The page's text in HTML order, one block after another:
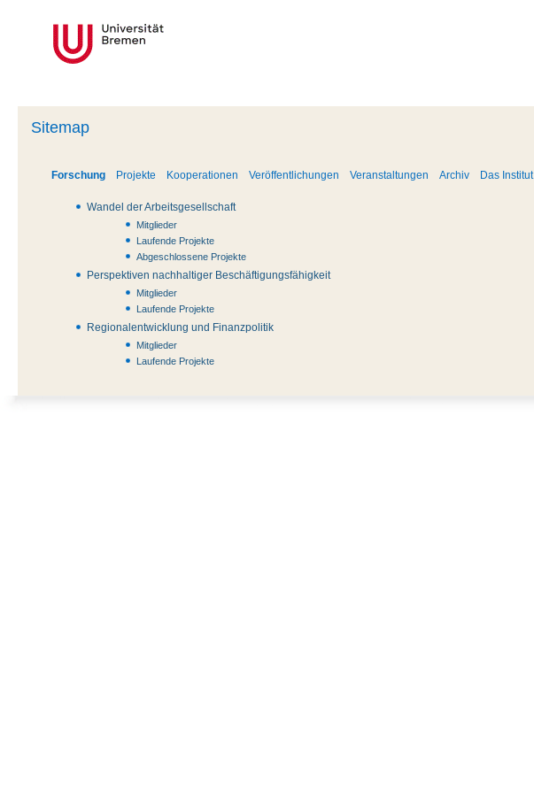
Sitemap
Forschung Projekte Kooperationen Veröffentlichungen Veranstaltungen Archiv Das Institut
Wandel der Arbeitsgesellschaft
Mitglieder
Laufende Projekte
Abgeschlossene Projekte
Perspektiven nachhaltiger Beschäftigungsfähigkeit
Mitglieder
Laufende Projekte
Regionalentwicklung und Finanzpolitik
Mitglieder
Laufende Projekte